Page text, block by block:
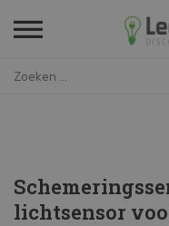
lichtsensor